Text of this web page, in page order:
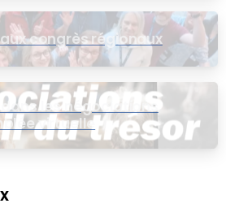
congrès régionaux
les négociations
virtuelle